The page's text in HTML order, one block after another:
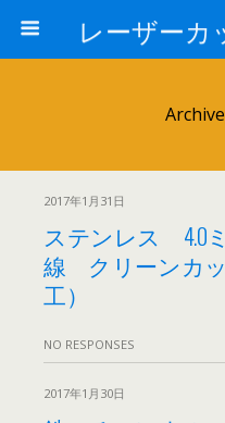
2017年1月31日
ステンレス 4.0
線 クリーンカ
工）
NO RESPONSES
2017年1月30日